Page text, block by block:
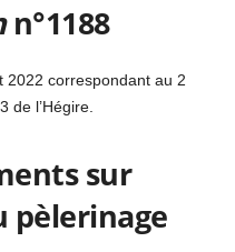
n°1188
2022 correspondant au 2
de l’Hégire.
sur
pèlerinage